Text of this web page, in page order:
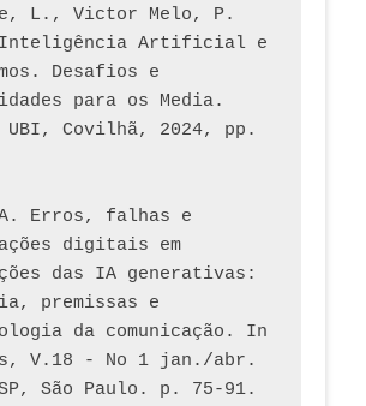
L., Victor Melo, P.
Artificial e
Desafios e
para os Media.
UBI, Covilhã, 2024, pp.
A. Erros, falhas e
digitais em
das IA generativas:
premissas e
da comunicação. In
V.18 - No 1 jan./abr.
São Paulo. p. 75-91.